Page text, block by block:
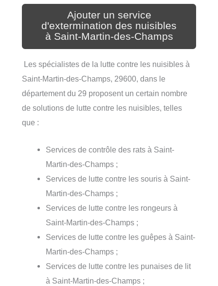
Ajouter un service
d'extermination des nuisibles
à Saint-Martin-des-Champs
Les spécialistes de la lutte contre les nuisibles à
Saint-Martin-des-Champs, 29600, dans le
département du 29 proposent un certain nombre
de solutions de lutte contre les nuisibles, telles
que :
Services de contrôle des rats à Saint-
Martin-des-Champs ;
Services de lutte contre les souris à Saint-
Martin-des-Champs ;
Services de lutte contre les rongeurs à
Saint-Martin-des-Champs ;
Services de lutte contre les guêpes à Saint-
Martin-des-Champs ;
Services de lutte contre les punaises de lit
à Saint-Martin-des-Champs ;